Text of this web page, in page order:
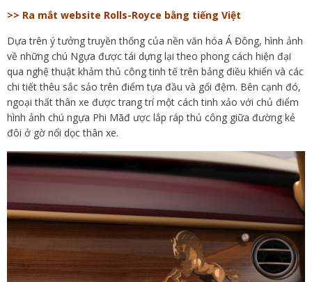
>> Ra mắt website Rolls-Royce bằng tiếng Việt
Dựa trên ý tưởng truyền thống của nền văn hóa Á Đông, hình ảnh
về những chú Ngựa được tái dựng lại theo phong cách hiện đại
qua nghệ thuật khảm thủ công tinh tế trên bảng điều khiển và các
chi tiết thêu sắc sảo trên điểm tựa đầu và gối đệm. Bên cạnh đó,
ngoại thất thân xe được trang trí một cách tinh xảo với chủ điểm
hình ảnh chú ngựa Phi Mãđ ược lắp ráp thủ công giữa đường kẻ
đôi ở gờ nổi dọc thân xe.